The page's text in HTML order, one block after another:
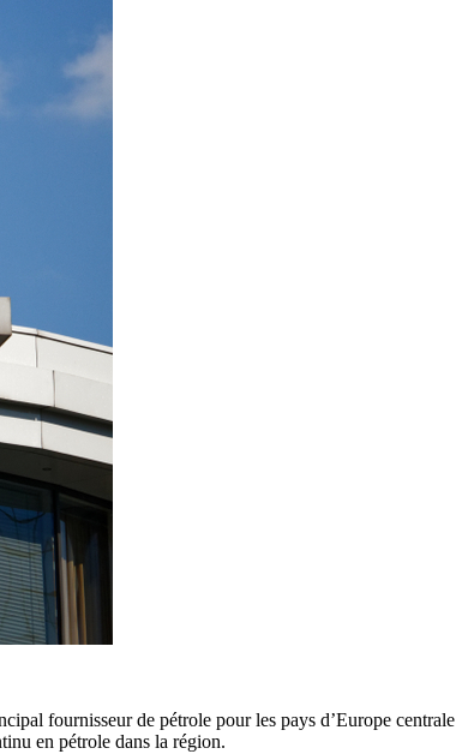
fournisseur de pétrole pour les pays d’Europe centrale
en pétrole dans la région.